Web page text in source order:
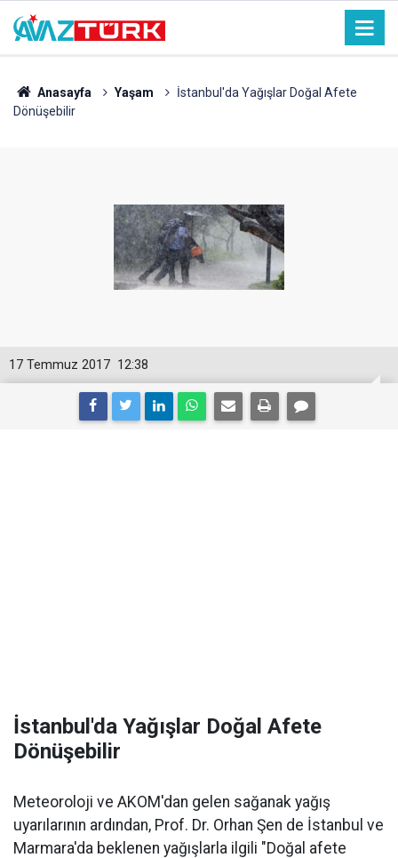
Anasayfa Yaşam
İstanbul'da Yağışlar Doğal Afete
Dönüşebilir
12:38
17 Temmuz 2017
İstanbul'da Yağışlar Doğal Afete
Dönüşebilir
Meteoroloji ve AKOM'dan gelen sağanak yağış
uyarılarının ardından, Prof. Dr. Orhan Şen de İstanbul ve
Marmara'da beklenen yağışlarla ilgili "Doğal afete